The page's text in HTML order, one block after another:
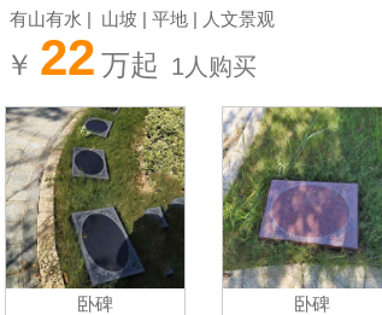
有山有水 | 山坡 | 平地 | 人文景观
￥ 22 万起 1人购买
卧碑 卧碑